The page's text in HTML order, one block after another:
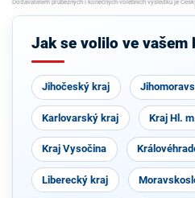
Jak se volilo ve vašem
Jihočeský kraj
Karlovarský kraj Kraj Hl.
Kraj Vysočina
Liberecký kraj